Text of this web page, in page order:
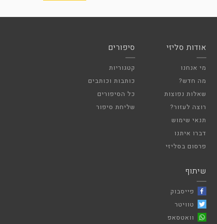
אודות סליזי
מי אנחנו
מה חדש?
שאלות נפוצות
רוצה לעזור?
תנאי שימוש
דברו איתנו
פרסום בסליזי
סיפורים
קטגוריות
כותבות וכותבים
כל הסיפורים
שליחת סיפור
שיתוף
פייסבוק
טוויטר
וואטסאפ